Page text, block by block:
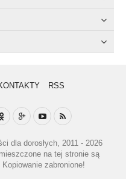
RSS
dla dorosłych, 2011 - 2026
na tej stronie są
zabronione!